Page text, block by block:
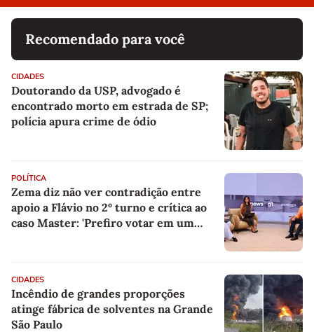
Recomendado para você
CIDADES
Doutorando da USP, advogado é
encontrado morto em estrada de SP;
polícia apura crime de ódio
POLÍTICA
Zema diz não ver contradição entre
apoio a Flávio no 2º turno e crítica ao
caso Master: 'Prefiro votar em um
CIDADES
Incêndio de grandes proporções
atinge fábrica de solventes na Grande
São Paulo